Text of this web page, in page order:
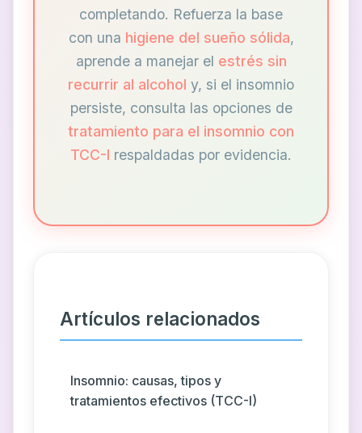
completando. Refuerza la base
con una higiene del sueño sólida,
aprende a manejar el estrés sin
recurrir al alcohol y, si el insomnio
persiste, consulta las opciones de
tratamiento para el insomnio con
TCC-I respaldadas por evidencia.
Artículos relacionados
Insomnio: causas, tipos y
tratamientos efectivos (TCC-I)